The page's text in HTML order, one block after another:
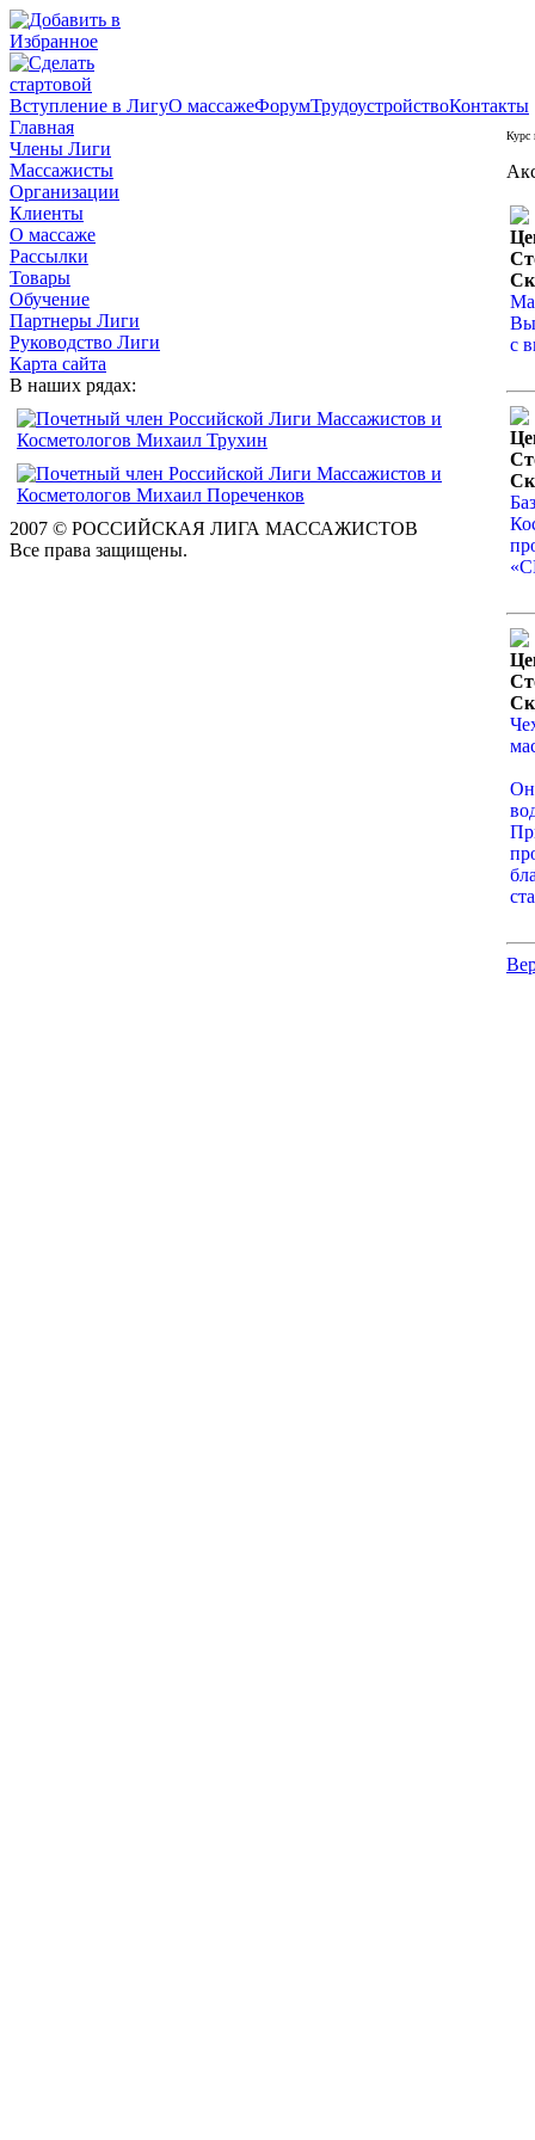
Вступление в ЛигуО массажеФорумТрудоустройствоКонтакты
Главная
Члены Лиги
Массажисты
Организации
Клиенты
О массаже
Рассылки
Товары
Обучение
Партнеры Лиги
Руководство Лиги
Карта сайта
В наших рядах:
2007 © РОССИЙСКАЯ ЛИГА МАССАЖИСТОВ
Все права защищены.
Курс
с